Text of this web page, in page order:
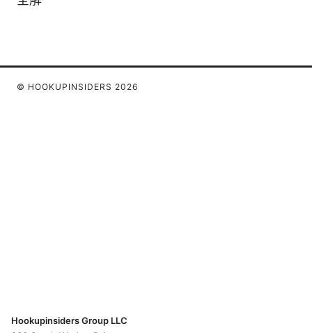
© HOOKUPINSIDERS 2026
Hookupinsiders Group LLC